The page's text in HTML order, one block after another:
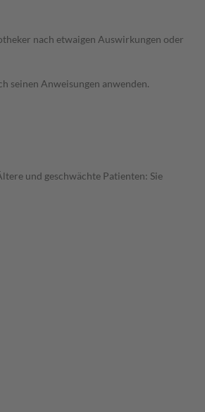
nach etwaigen Auswirkungen oder
seinen Anweisungen anwenden.
und geschwächte Patienten: Sie